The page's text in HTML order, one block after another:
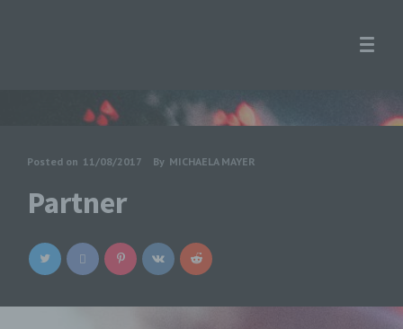
Posted on 11/08/2017 By MICHAELA MAYER
Partner